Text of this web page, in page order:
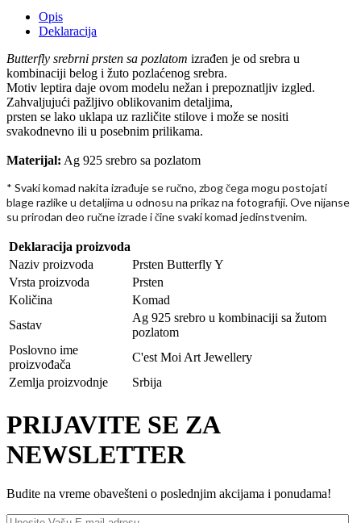
Opis
Deklaracija
Butterfly srebrni prsten sa pozlatom izrađen je od srebra u
kombinaciji belog i žuto pozlaćenog srebra.
Motiv leptira daje ovom modelu nežan i prepoznatljiv izgled.
Zahvaljujući pažljivo oblikovanim detaljima,
prsten se lako uklapa uz različite stilove i može se nositi
svakodnevno ili u posebnim prilikama.
Materijal: Ag 925 srebro sa pozlatom
* Svaki komad nakita izrađuje se ručno, zbog čega mogu postojati
blage razlike u detaljima u odnosu na prikaz na fotografiji. Ove nijanse
su prirodan deo ručne izrade i čine svaki komad jedinstvenim.
Deklaracija proizvoda
Naziv proizvoda
Prsten Butterfly Y
Vrsta proizvoda
Prsten
Količina
Komad
Sastav
Ag 925 srebro u kombinaciji sa žutom
pozlatom
Poslovno ime
proizvođača
C'est Moi Art Jewellery
Zemlja proizvodnje
Srbija
PRIJAVITE SE ZA
NEWSLETTER
Budite na vreme obavešteni o poslednjim akcijama i ponudama!